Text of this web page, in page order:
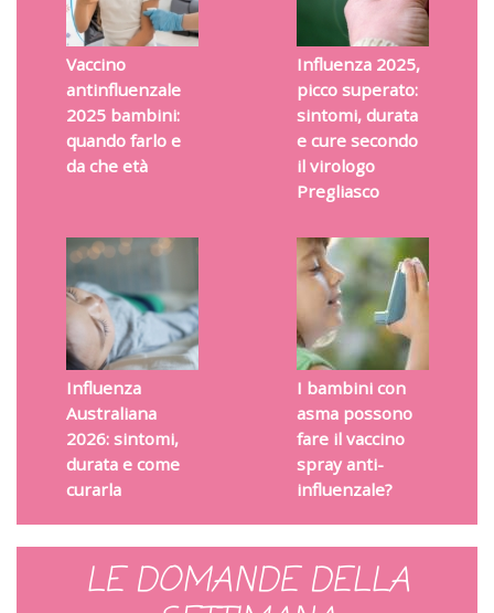
Vaccino
antinfluenzale
2025 bambini:
quando farlo e
da che età
Influenza 2025,
picco superato:
sintomi, durata
e cure secondo
il virologo
Pregliasco
Influenza
Australiana
2026: sintomi,
durata e come
curarla
I bambini con
asma possono
fare il vaccino
spray anti-
influenzale?
LE DOMANDE DELLA